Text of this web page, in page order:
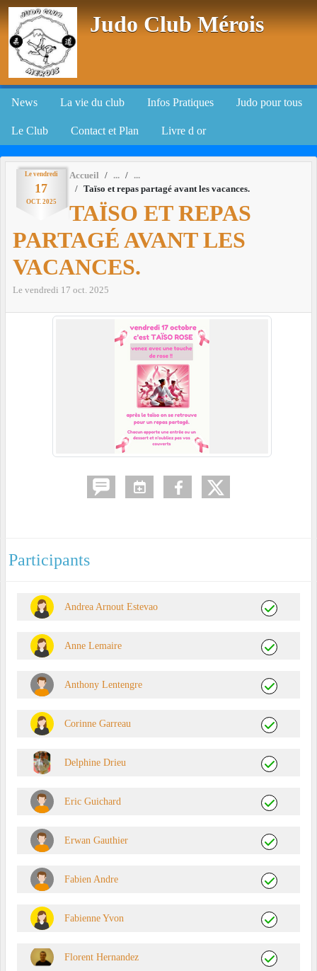
Judo Club Mérois
News La vie du club Infos Pratiques Judo pour tous
Le Club Contact et Plan Livre d or
Le vendredi
17
OCT. 2025
Accueil
Taïso et repas partagé avant les vacances.
TAÏSO ET REPAS
PARTAGÉ AVANT LES
VACANCES.
Le vendredi 17 oct. 2025
Participants
Andrea Arnout Estevao
Anne Lemaire
Anthony Lentengre
Corinne Garreau
Delphine Drieu
Eric Guichard
Erwan Gauthier
Fabien Andre
Fabienne Yvon
Florent Hernandez
Panneau de gestion des cookies